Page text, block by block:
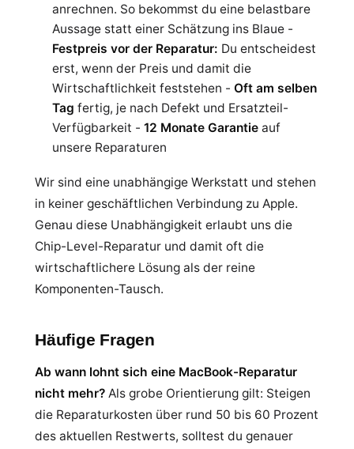
anrechnen. So bekommst du eine belastbare
Aussage statt einer Schätzung ins Blaue -
Festpreis vor der Reparatur: Du entscheidest
erst, wenn der Preis und damit die
Wirtschaftlichkeit feststehen - Oft am selben
Tag fertig, je nach Defekt und Ersatzteil-
Verfügbarkeit - 12 Monate Garantie auf
unsere Reparaturen
Wir sind eine unabhängige Werkstatt und stehen
in keiner geschäftlichen Verbindung zu Apple.
Genau diese Unabhängigkeit erlaubt uns die
Chip-Level-Reparatur und damit oft die
wirtschaftlichere Lösung als der reine
Komponenten-Tausch.
Häufige Fragen
Ab wann lohnt sich eine MacBook-Reparatur
nicht mehr? Als grobe Orientierung gilt: Steigen
die Reparaturkosten über rund 50 bis 60 Prozent
des aktuellen Restwerts, solltest du genauer